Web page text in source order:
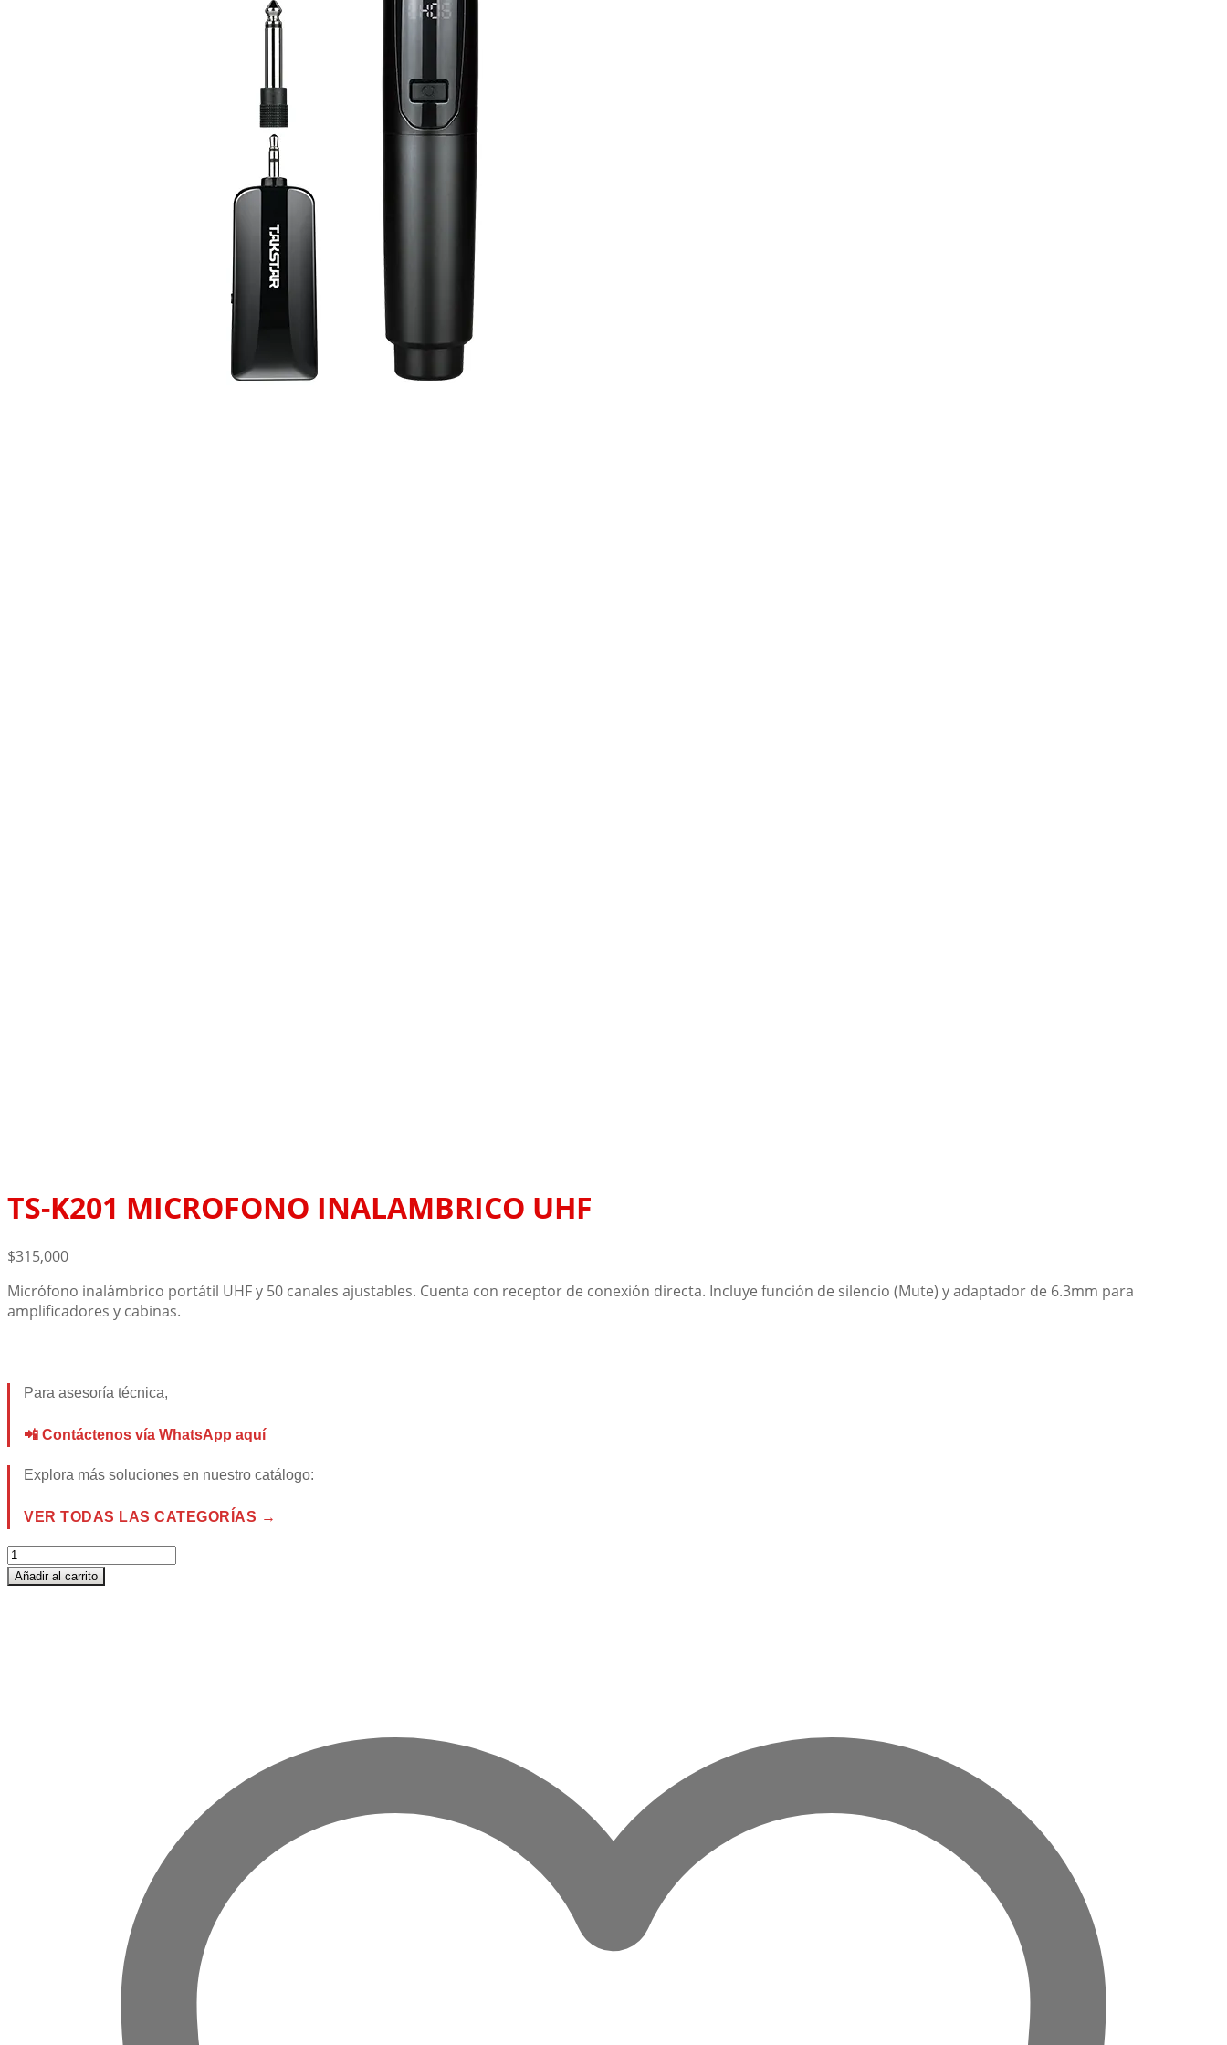
TS-K201 MICROFONO INALAMBRICO UHF
$315,000
Micrófono inalámbrico portátil UHF y 50 canales ajustables. Cuenta con receptor de conexión directa. Incluye función de silencio (Mute) y adaptador de 6.3mm para
amplificadores y cabinas.
Para asesoría técnica,
📲 Contáctenos vía WhatsApp aquí
Explora más soluciones en nuestro catálogo:
VER TODAS LAS CATEGORÍAS →
TS-
K201
Añadir al carrito